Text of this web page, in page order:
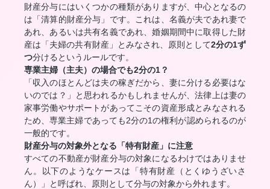
財産分与にはいくつかの種類がありますが、中心となるの
は「清算的財産分与」です。これは、名義が夫であれ妻で
あれ、あるいは共有名義であれ、婚姻期間中に取得した財
産は「夫婦の共有財産」とみなされ、原則として2分の1ず
つ分けるというルールです。
専業主婦（主夫）の場合でも2分の1？
「収入のほとんどは夫の稼ぎだから、妻に分ける必要はな
いのでは？」と思われるかもしれませんが、法律上は妻の
家事労働やサポートがあってこその資産形成とみなされる
ため、専業主婦であっても2分の1の権利が認められるのが
一般的です。
財産分与の対象外となる「特有財産」に注意
すべての不動産が財産分与の対象になるわけではありませ
ん。以下のようなケースは「特有財産（とくゆうざいさ
ん）」と呼ばれ、原則として分与の対象から外れます。